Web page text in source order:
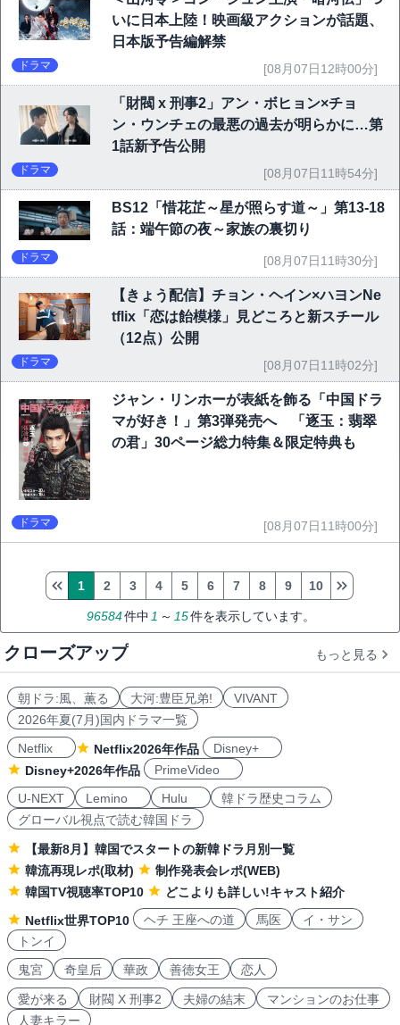
いに日本上陸！映画級アクションが話題、
日本版予告編解禁
ドラマ [08月07日12時00分]
「財閥 x 刑事2」アン・ボヒョン×チョ
ン・ウンチェの最悪の過去が明らかに…第
1話新予告公開
ドラマ [08月07日11時54分]
BS12「惜花芷～星が照らす道～」第13-18
話：端午節の夜～家族の裏切り
ドラマ [08月07日11時30分]
【きょう配信】チョン・ヘイン×ハヨンNe
tflix「恋は飴模様」見どころと新スチール
（12点）公開
ドラマ [08月07日11時02分]
ジャン・リンホーが表紙を飾る「中国ドラ
マが好き！」第3弾発売へ 「逐玉：翡翠
の君」30ページ総力特集＆限定特典も
ドラマ [08月07日11時00分]
96584件中1 ～ 15件を表示しています。
1 2 3 4 5 6 7 8 9 10
クローズアップ もっと見る
朝ドラ:風、薫る 大河:豊臣兄弟!
VIVANT
2026年夏(7月)国内ドラマ一覧
Netflix
Netflix2026年作品
Disney+
Disney+2026年作品
PrimeVideo
U-NEXT
Lemino Hulu
韓ドラ歴史コラム
グローバル視点で読む韓国ドラ
【最新8月】韓国でスタートの新韓ドラ月別一覧
韓流再現レポ(取材)
制作発表会レポ(WEB)
韓国TV視聴率TOP10
どこよりも詳しい!キャスト紹介
Netflix世界TOP10
ヘチ 王座への道 馬医
イ・サン
トンイ
鬼宮
奇皇后 華政 善徳女王 恋人
愛が来る 財閥 X 刑事2 夫婦の結末
マンションのお仕事
人妻キラー